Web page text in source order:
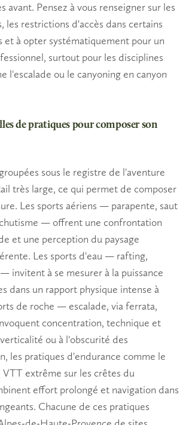
avant. Pensez à vous renseigner sur les
les restrictions d'accès dans certains
et à opter systématiquement pour un
surtout pour les disciplines
l'escalade ou le canyoning en canyon
de pratiques pour composer son
sous le registre de l'aventure
très large, ce qui permet de composer
Les sports aériens — parapente, saut
— offrent une confrontation
et une perception du paysage
Les sports d'eau — rafting,
invitent à se mesurer à la puissance
dans un rapport physique intense à
de roche — escalade, via ferrata,
concentration, technique et
ou à l'obscurité des
les pratiques d'endurance comme le
extrême sur les crêtes du
effort prolongé et navigation dans
Chacune de ces pratiques